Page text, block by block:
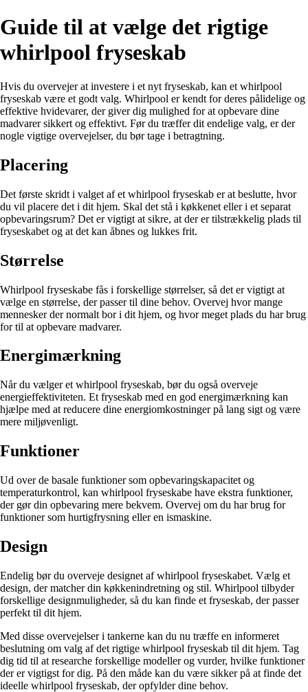
Guide til at vælge det rigtige
whirlpool fryseskab
Hvis du overvejer at investere i et nyt fryseskab, kan et whirlpool
fryseskab være et godt valg. Whirlpool er kendt for deres pålidelige og
effektive hvidevarer, der giver dig mulighed for at opbevare dine
madvarer sikkert og effektivt. Før du træffer dit endelige valg, er der
nogle vigtige overvejelser, du bør tage i betragtning.
Placering
Det første skridt i valget af et whirlpool fryseskab er at beslutte, hvor
du vil placere det i dit hjem. Skal det stå i køkkenet eller i et separat
opbevaringsrum? Det er vigtigt at sikre, at der er tilstrækkelig plads til
fryseskabet og at det kan åbnes og lukkes frit.
Størrelse
Whirlpool fryseskabe fås i forskellige størrelser, så det er vigtigt at
vælge en størrelse, der passer til dine behov. Overvej hvor mange
mennesker der normalt bor i dit hjem, og hvor meget plads du har brug
for til at opbevare madvarer.
Energimærkning
Når du vælger et whirlpool fryseskab, bør du også overveje
energieffektiviteten. Et fryseskab med en god energimærkning kan
hjælpe med at reducere dine energiomkostninger på lang sigt og være
mere miljøvenligt.
Funktioner
Ud over de basale funktioner som opbevaringskapacitet og
temperaturkontrol, kan whirlpool fryseskabe have ekstra funktioner,
der gør din opbevaring mere bekvem. Overvej om du har brug for
funktioner som hurtigfrysning eller en ismaskine.
Design
Endelig bør du overveje designet af whirlpool fryseskabet. Vælg et
design, der matcher din køkkenindretning og stil. Whirlpool tilbyder
forskellige designmuligheder, så du kan finde et fryseskab, der passer
perfekt til dit hjem.
Med disse overvejelser i tankerne kan du nu træffe en informeret
beslutning om valg af det rigtige whirlpool fryseskab til dit hjem. Tag
dig tid til at researche forskellige modeller og vurder, hvilke funktioner
der er vigtigst for dig. På den måde kan du være sikker på at finde det
ideelle whirlpool fryseskab, der opfylder dine behov.